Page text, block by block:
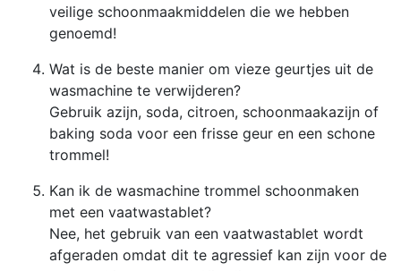
veilige schoonmaakmiddelen die we hebben
genoemd!
Wat is de beste manier om vieze geurtjes uit de
wasmachine te verwijderen?
Gebruik azijn, soda, citroen, schoonmaakazijn of
baking soda voor een frisse geur en een schone
trommel!
Kan ik de wasmachine trommel schoonmaken
met een vaatwastablet?
Nee, het gebruik van een vaatwastablet wordt
afgeraden omdat dit te agressief kan zijn voor de